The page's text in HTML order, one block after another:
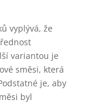
vyplývá, že
variantou je
směsi, která
je, aby
byl